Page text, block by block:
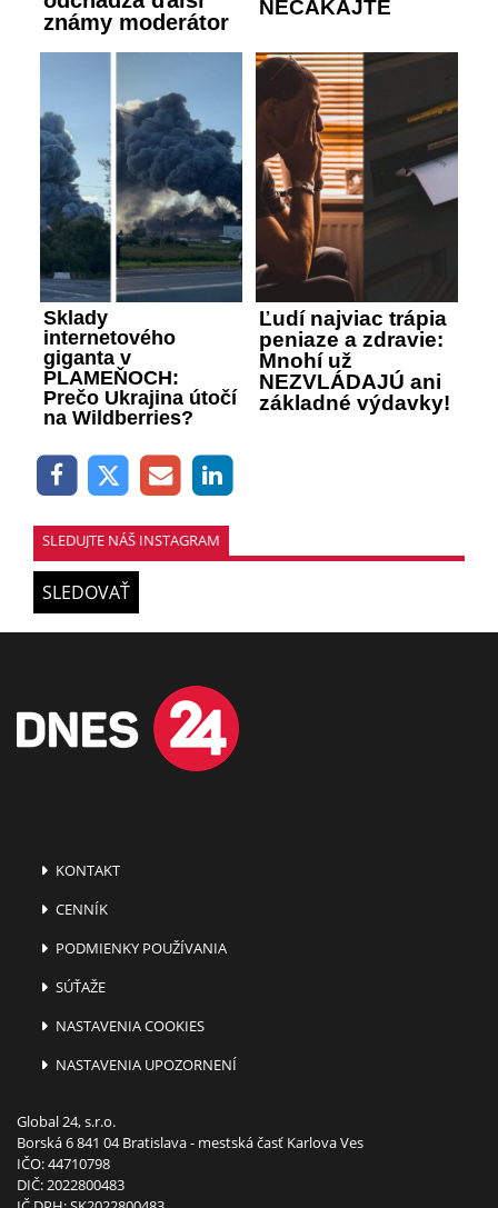
známy moderátor
NEČAKAJTE
Sklady
internetového
giganta v
PLAMEŇOCH:
Prečo Ukrajina útočí
na Wildberries?
Ľudí najviac trápia
peniaze a zdravie:
Mnohí už
NEZVLÁDAJÚ ani
základné výdavky!
SLEDUJTE NÁŠ INSTAGRAM
SLEDOVAŤ
KONTAKT
CENNÍK
PODMIENKY POUŽÍVANIA
SÚŤAŽE
NASTAVENIA COOKIES
NASTAVENIA UPOZORNENÍ
Global 24, s.r.o.
Borská 6 841 04 Bratislava - mestská časť Karlova Ves
IČO: 44710798
DIČ: 2022800483